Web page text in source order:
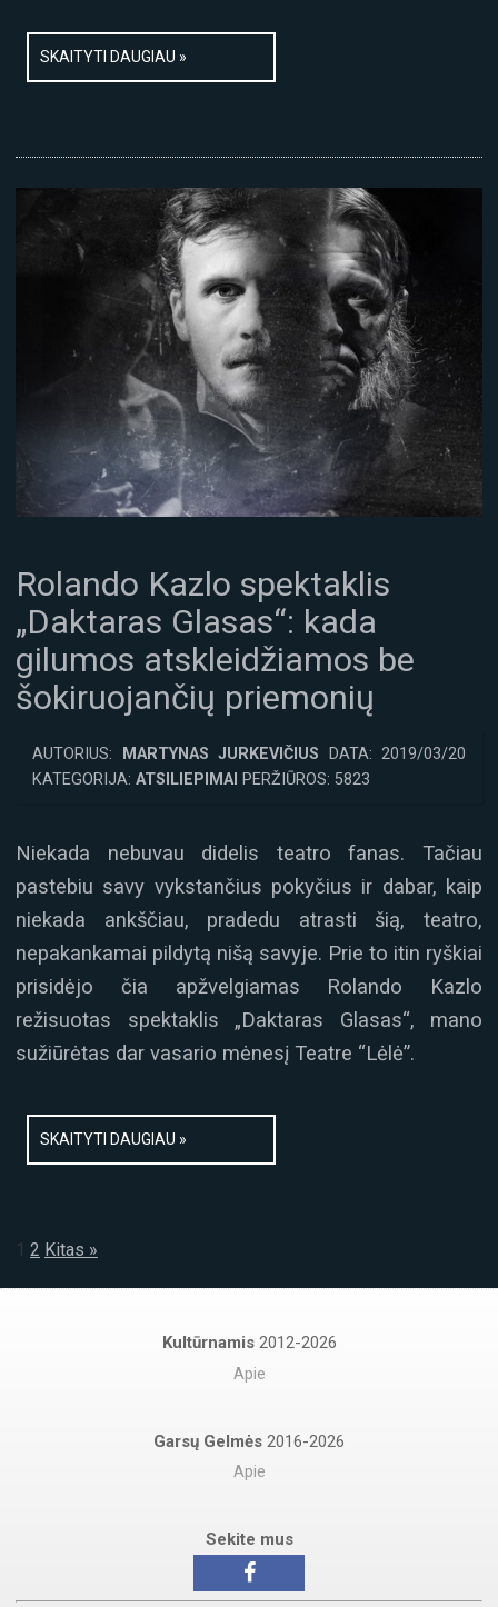
SKAITYTI DAUGIAU »
Rolando Kazlo spektaklis
„Daktaras Glasas“: kada
gilumos atskleidžiamos be
šokiruojančių priemonių
AUTORIUS: MARTYNAS JURKEVIČIUS DATA: 2019/03/20
KATEGORIJA: ATSILIEPIMAI PERŽIŪROS: 5823
Niekada nebuvau didelis teatro fanas. Tačiau
pastebiu savy vykstančius pokyčius ir dabar, kaip
niekada ankščiau, pradedu atrasti šią, teatro,
nepakankamai pildytą nišą savyje. Prie to itin ryškiai
prisidėjo čia apžvelgiamas Rolando Kazlo
režisuotas spektaklis „Daktaras Glasas“, mano
sužiūrėtas dar vasario mėnesį Teatre “Lėlė”.
SKAITYTI DAUGIAU »
1 2 Kitas »
Kultūrnamis 2012-2026
Apie
Garsų Gelmės 2016-2026
Apie
Sekite mus